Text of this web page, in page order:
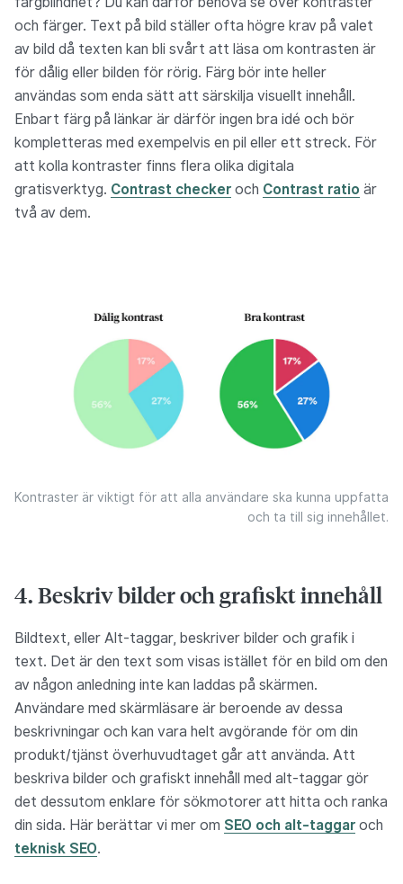
och färger. Text på bild ställer ofta högre krav på valet
av bild då texten kan bli svårt att läsa om kontrasten är
för dålig eller bilden för rörig. Färg bör inte heller
användas som enda sätt att särskilja visuellt innehåll.
Enbart färg på länkar är därför ingen bra idé och bör
kompletteras med exempelvis en pil eller ett streck. För
att kolla kontraster finns flera olika digitala
gratisverktyg. Contrast checker och Contrast ratio är
två av dem.
Kontraster är viktigt för att alla användare ska kunna uppfatta
och ta till sig innehållet.
4. Beskriv bilder och grafiskt innehåll
Bildtext, eller Alt-taggar, beskriver bilder och grafik i
text. Det är den text som visas istället för en bild om den
av någon anledning inte kan laddas på skärmen.
Användare med skärmläsare är beroende av dessa
beskrivningar och kan vara helt avgörande för om din
produkt/tjänst överhuvudtaget går att använda. Att
beskriva bilder och grafiskt innehåll med alt-taggar gör
det dessutom enklare för sökmotorer att hitta och ranka
din sida. Här berättar vi mer om SEO och alt-taggar och
teknisk SEO.